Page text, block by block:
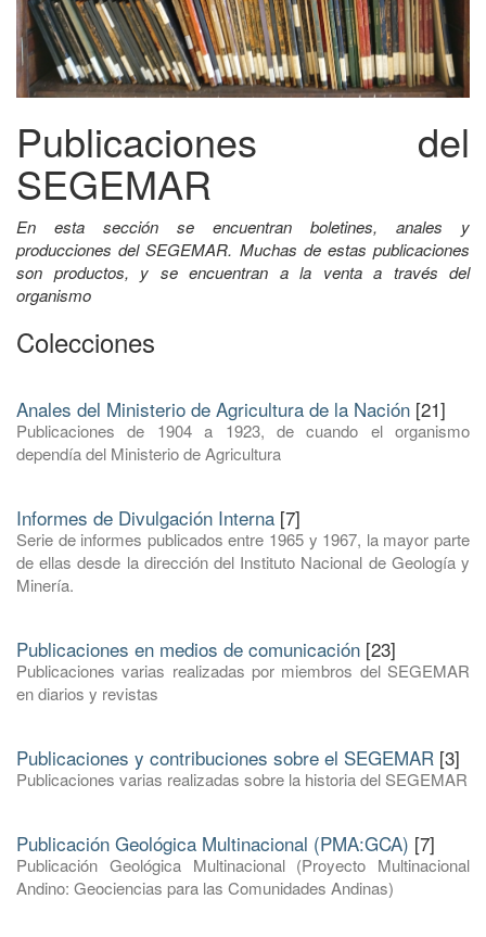
Publicaciones del
SEGEMAR
En esta sección se encuentran boletines, anales y
producciones del SEGEMAR. Muchas de estas publicaciones
son productos, y se encuentran a la venta a través del
organismo
Colecciones
Anales del Ministerio de Agricultura de la Nación [21]
Publicaciones de 1904 a 1923, de cuando el organismo
dependía del Ministerio de Agricultura
Informes de Divulgación Interna [7]
Serie de informes publicados entre 1965 y 1967, la mayor parte
de ellas desde la dirección del Instituto Nacional de Geología y
Minería.
Publicaciones en medios de comunicación [23]
Publicaciones varias realizadas por miembros del SEGEMAR
en diarios y revistas
Publicaciones y contribuciones sobre el SEGEMAR [3]
Publicaciones varias realizadas sobre la historia del SEGEMAR
Publicación Geológica Multinacional (PMA:GCA) [7]
Publicación Geológica Multinacional (Proyecto Multinacional
Andino: Geociencias para las Comunidades Andinas)